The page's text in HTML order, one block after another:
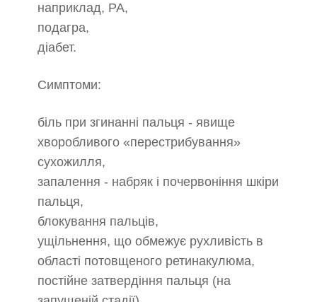
наприклад, РА,
подагра,
діабет.
Симптоми:
біль при згинанні пальця - явище
хворобливого «перестрибування»
сухожилля,
запалення - набряк і почервоніння шкіри
пальця,
блокування пальців,
ущільнення, що обмежує рухливість в
області потовщеного ретинакулюма,
постійне затвердіння пальця (на